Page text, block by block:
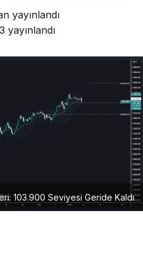
yayınlandı
yayınlandı
103.900 Seviyesi Geride Kaldı